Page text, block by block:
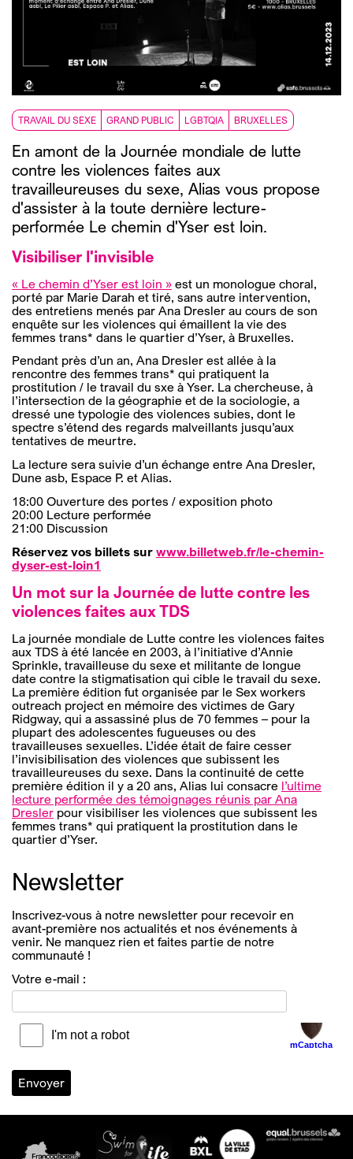
TRAVAIL DU SEXE GRAND PUBLIC LGBTQIA BRUXELLES
En amont de la Journée mondiale de lutte
contre les violences faites aux
travailleureuses du sexe, Alias vous propose
d'assister à la toute dernière lecture-
performée Le chemin d'Yser est loin.
Visibiliser l'invisible
« Le chemin d’Yser est loin » est un monologue choral,
porté par Marie Darah et tiré, sans autre intervention,
des entretiens menés par Ana Dresler au cours de son
enquête sur les violences qui émaillent la vie des
femmes trans* dans le quartier d’Yser, à Bruxelles.
Pendant près d’un an, Ana Dresler est allée à la
rencontre des femmes trans* qui pratiquent la
prostitution / le travail du sxe à Yser. La chercheuse, à
l’intersection de la géographie et de la sociologie, a
dressé une typologie des violences subies, dont le
spectre s’étend des regards malveillants jusqu’aux
tentatives de meurtre.
La lecture sera suivie d’un échange entre Ana Dresler,
Dune asb, Espace P. et Alias.
18:00 Ouverture des portes / exposition photo
20:00 Lecture performée
21:00 Discussion
Réservez vos billets sur www.billetweb.fr/le-chemin-
dyser-est-loin1
Un mot sur la Journée de lutte contre les
violences faites aux TDS
La journée mondiale de Lutte contre les violences faites
aux TDS à été lancée en 2003, à l’initiative d’Annie
Sprinkle, travailleuse du sexe et militante de longue
date contre la stigmatisation qui cible le travail du sexe.
La première édition fut organisée par le Sex workers
outreach project en mémoire des victimes de Gary
Ridgway, qui a assassiné plus de 70 femmes – pour la
plupart des adolescentes fugueuses ou des
travailleuses sexuelles. L’idée était de faire cesser
l’invisibilisation des violences que subissent les
travailleureuses du sexe. Dans la continuité de cette
première édition il y a 20 ans, Alias lui consacre l’ultime
lecture performée des témoignages réunis par Ana
Dresler pour visibiliser les violences que subissent les
femmes trans* qui pratiquent la prostitution dans le
quartier d’Yser.
Newsletter
Inscrivez-vous à notre newsletter pour recevoir en
avant-première nos actualités et nos événements à
venir. Ne manquez rien et faites partie de notre
communauté !
Votre e-mail :